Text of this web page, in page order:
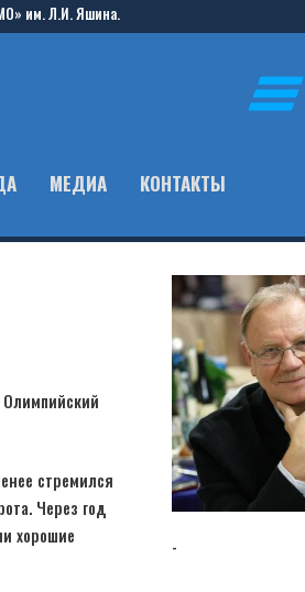
им. Л.И. Яшина.
МЕДИА КОНТАКТЫ
стремился
Через год
хорошие
-